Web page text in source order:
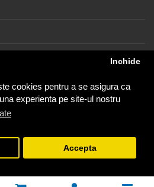
cookies pentru a se asigura ca
experienta pe site-ul nostru
Inchide
Accepta